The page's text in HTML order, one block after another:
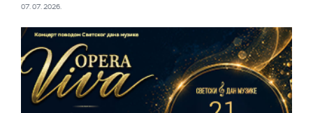
07. 07. 2026.